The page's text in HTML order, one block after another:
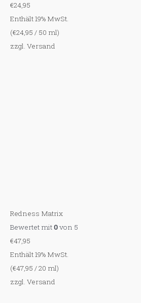
€24,95
Enthält 19% MwSt.
(€24,95 / 50 ml)
zzgl. Versand
Redness Matrix
Bewertet mit0von 5
€47,95
Enthält 19% MwSt.
(€47,95 / 20 ml)
zzgl. Versand